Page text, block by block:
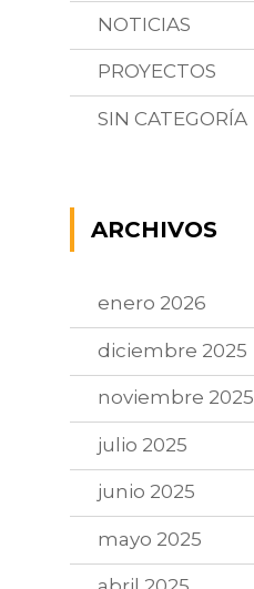
NOTICIAS
PROYECTOS
SIN CATEGORÍA
ARCHIVOS
enero 2026
diciembre 2025
noviembre 2025
julio 2025
junio 2025
mayo 2025